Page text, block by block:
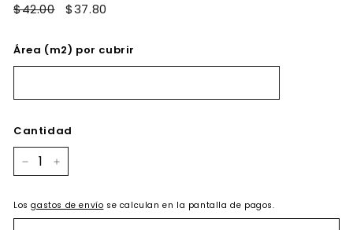
$42.00 $37.80
Área (m2) por cubrir
Cantidad
Losgastos de envío se calculan en la pantalla de pagos.